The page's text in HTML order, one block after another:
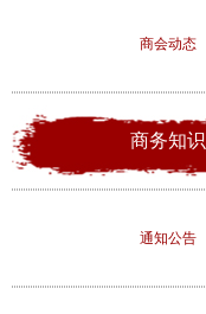
商会动态
商务知识
通知公告